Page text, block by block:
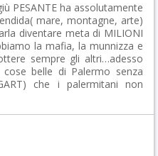
PESANTE ha assolutamente
mare, montagne, arte)
diventare meta di MILIONI
la mafia, la munnizza e
sempre gli altri…adesso
belle di Palermo senza
che i palermitani non